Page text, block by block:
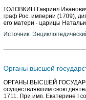
ГОЛОВКИН Гавриил
граф Рос. империи (1709),
его матери - царицы
Источник:
Органы высшей
ОРГАНЫ ВЫСШЕЙ
осуществлявшим свою
1711. При имп. Екатерине I